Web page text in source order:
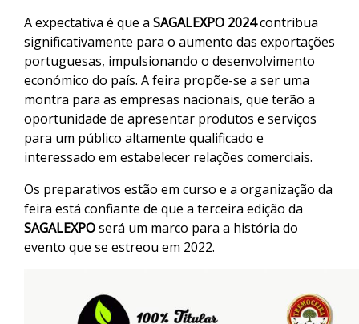
A expectativa é que a SAGALEXPO 2024contribua
significativamente para o aumento das exportações
portuguesas, impulsionando o desenvolvimento
económico do país. A feira propõe-se a ser uma
montra para as empresas nacionais, que terão a
oportunidade de apresentar produtos e serviços
para um público altamente qualificado e
interessado em estabelecer relações comerciais.
Os preparativos estão em curso e a organização da
feira está confiante de que a terceira edição da
SAGALEXPOserá um marco para a história do
evento que se estreou em 2022.